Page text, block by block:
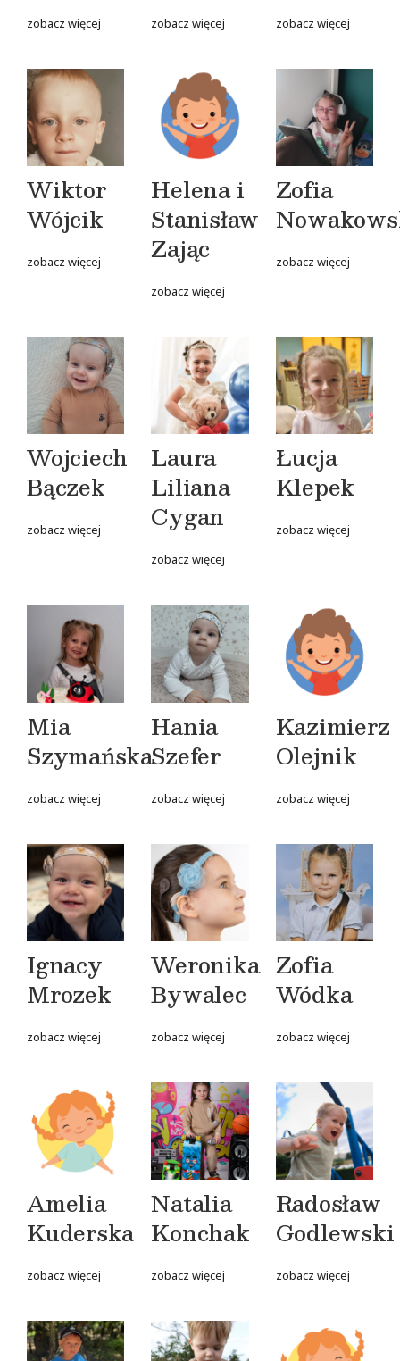
zobacz więcej zobacz więcej zobacz więcej
Wiktor
Wójcik
zobacz więcej
Helena i
Stanisław
Zając
zobacz więcej
Zofia
zobacz więcej
Wojciech
Bączek
zobacz więcej
Laura
Liliana
Cygan
zobacz więcej
Łucja
Klepek
zobacz więcej
Mia
Szymańska
zobacz więcej
Hania
Szefer
zobacz więcej
Kazimierz
Olejnik
zobacz więcej
Ignacy
Mrozek
zobacz więcej
Weronika
Bywalec
zobacz więcej
Zofia
Wódka
zobacz więcej
Amelia
Kuderska
zobacz więcej
Natalia
Konchak
zobacz więcej
Radosław
Godlewski
zobacz więcej